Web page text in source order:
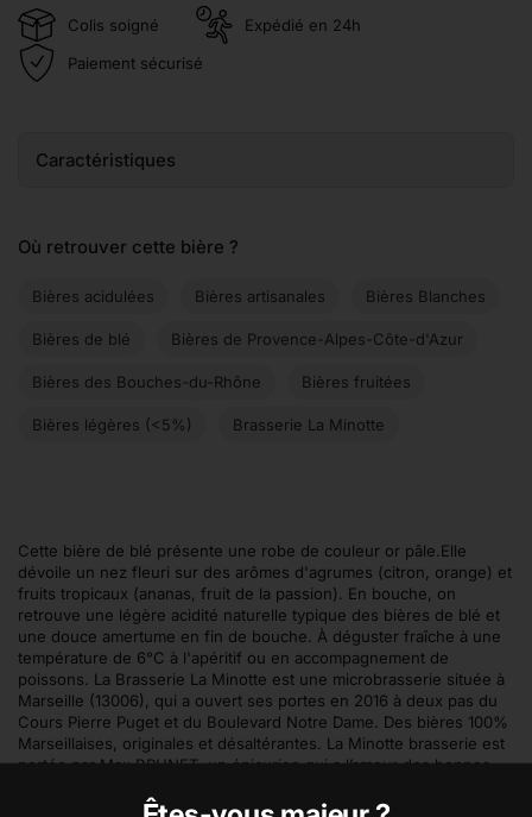
Colis soigné
Expédié en 24h
Paiement sécurisé
Caractéristiques
Où retrouver cette bière ?
Bières acidulées Bières artisanales Bières Blanches
Bières de blé Bières de Provence-Alpes-Côte-d'Azur
Bières des Bouches-du-Rhône Bières fruitées
Bières légères (<5%) Brasserie La Minotte
Cette bière de blé présente une robe de couleur or pâle.Elle
dévoile un nez fleuri sur des arômes d'agrumes (citron, orange) et
fruits tropicaux (ananas, fruit de la passion). En bouche, on
retrouve une légère acidité naturelle typique des bières de blé et
une douce amertume en fin de bouche. À déguster fraîche à une
température de 6°C à l'apéritif ou en accompagnement de
poissons. La Brasserie La Minotte est une microbrasserie située à
Marseille (13006), qui a ouvert ses portes en 2016 à deux pas du
Cours Pierre Puget et du Boulevard Notre Dame. Des bières 100%
Marseillaises, originales et désaltérantes. La Minotte brasserie est
portée par Max BRUNET, un épicurien qui a l’amour des bonnes
rue Jules Moulet pour s'installer à la Capelette. La Minotte est